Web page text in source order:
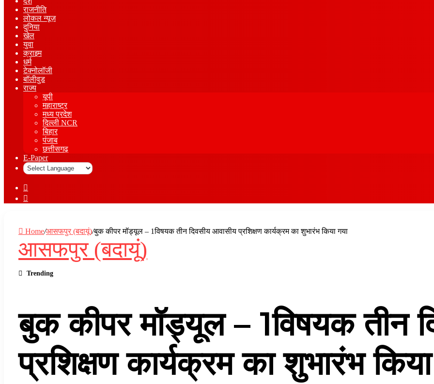
राजनीति
लोकल न्यूज़
दुनिया
खेल
युवा
क्राइम
धर्म
टेक्नोलॉजी
बॉलीवुड
राज्य
यूपी
महाराष्ट्र
मध्य प्रदेश
दिल्ली NCR
बिहार
पंजाब
छत्तीसगढ़
E-Paper
In
Home/आसफपुर (बदायूं)/बुक कीपर मॉड्यूल – 1विषयक तीन दिवसीय आवासीय प्रशिक्षण कार्यक्रम का शुभारंभ किया गया
आसफपुर (बदायूं)
Trending
बुक कीपर मॉड्यूल – 1विषयक तीन
प्रशिक्षण कार्यक्रम का शुभारंभ